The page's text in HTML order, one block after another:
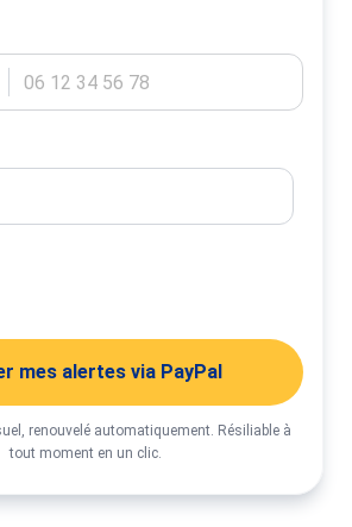
mes alertes via PayPal
renouvelé automatiquement. Résiliable à
tout moment en un clic.